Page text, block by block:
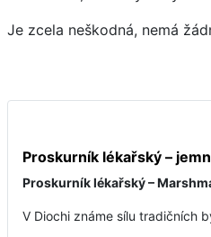
Je zcela neškodná, nemá
Proskurník lékařský –
Proskurník lékařský –
V Diochi známe sílu tradičních